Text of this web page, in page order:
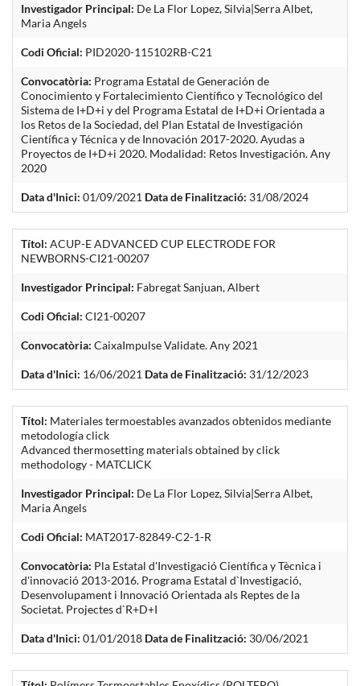
Investigador Principal: De La Flor Lopez, Silvia|Serra Albet,
Maria Angels
Codi Oficial: PID2020-115102RB-C21
Convocatòria: Programa Estatal de Generación de
Conocimiento y Fortalecimiento Científico y Tecnológico del
Sistema de I+D+i y del Programa Estatal de I+D+i Orientada a
los Retos de la Sociedad, del Plan Estatal de Investigación
Científica y Técnica y de Innovación 2017-2020. Ayudas a
Proyectos de I+D+i 2020. Modalidad: Retos Investigación. Any
2020
Data d'Inici: 01/09/2021 Data de Finalització: 31/08/2024
Títol: ACUP-E ADVANCED CUP ELECTRODE FOR
NEWBORNS-CI21-00207
Investigador Principal: Fabregat Sanjuan, Albert
Codi Oficial: CI21-00207
Convocatòria: CaixaImpulse Validate. Any 2021
Data d'Inici: 16/06/2021 Data de Finalització: 31/12/2023
Títol: Materiales termoestables avanzados obtenidos mediante
metodología click
Advanced thermosetting materials obtained by click
methodology - MATCLICK
Investigador Principal: De La Flor Lopez, Silvia|Serra Albet,
Maria Angels
Codi Oficial: MAT2017-82849-C2-1-R
Convocatòria: Pla Estatal d'Investigació Científica y Tècnica i
d'innovació 2013-2016. Programa Estatal d`Investigació,
Desenvolupament i Innovació Orientada als Reptes de la
Societat. Projectes d`R+D+I
Data d'Inici: 01/01/2018 Data de Finalització: 30/06/2021